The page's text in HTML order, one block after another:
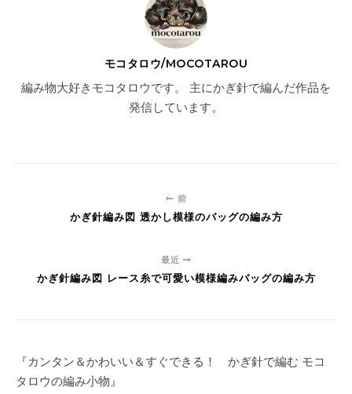
モコタロウ/MOCOTAROU
編み物大好きモコタロウです。 主にかぎ針で編んだ作品を
発信しています。
前
かぎ針編み図 透かし模様のバッグの編み方
最近
かぎ針編み図 レース糸で可愛い模様編みバッグの編み方
『カンタン＆かわいい＆すぐできる！ かぎ針で編む モコ
タロウの編み小物』